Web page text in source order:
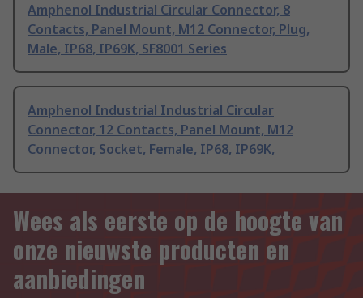
Amphenol Industrial Circular Connector, 8
Contacts, Panel Mount, M12 Connector, Plug,
Male, IP68, IP69K, SF8001 Series
Amphenol Industrial Industrial Circular
Connector, 12 Contacts, Panel Mount, M12
Connector, Socket, Female, IP68, IP69K,
Wees als eerste op de hoogte van
onze nieuwste producten en
aanbiedingen